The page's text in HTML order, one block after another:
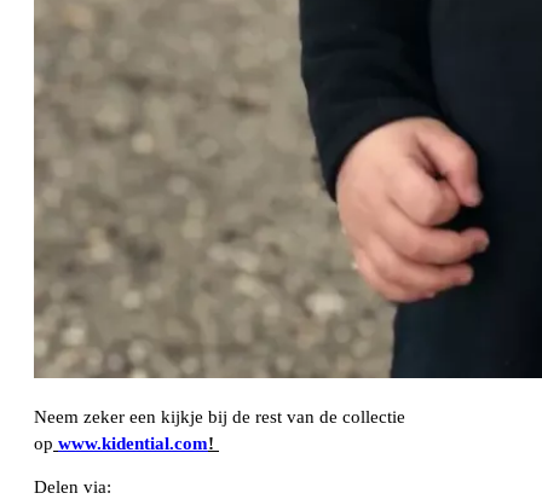
Neem zeker een kijkje bij de rest van de collectie
op www.kidential.com!
Delen via: